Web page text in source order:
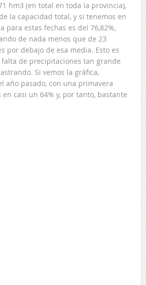
hm3 (en total en toda la provincia),
la capacidad total, y si tenemos en
para estas fechas es del 76,82%,
de nada menos que de 23
por debajo de esa media. Esto es
de precipitaciones tan grande
Si vemos la gráfica,
año pasado, con una primavera
en casi un 64% y, por tanto, bastante